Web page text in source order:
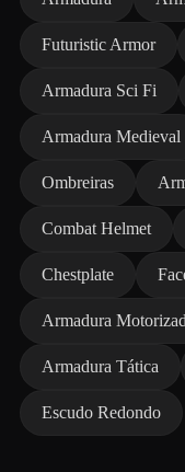
Futuristic Armor
Armadura Sci Fi
Armadura Medieval
Ombreiras
Combat Helmet
Chestplate
Armadura
Armadura Tática
Escudo Redondo